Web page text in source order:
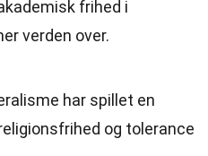
frihed i
verden over.
har spillet en
og tolerance